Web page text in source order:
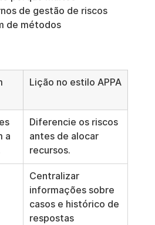
de gestão de riscos
de métodos
Lição no estilo APPA
a
Diferencie os riscos
antes de alocar
recursos.
Centralizar
informações sobre
casos e histórico de
respostas